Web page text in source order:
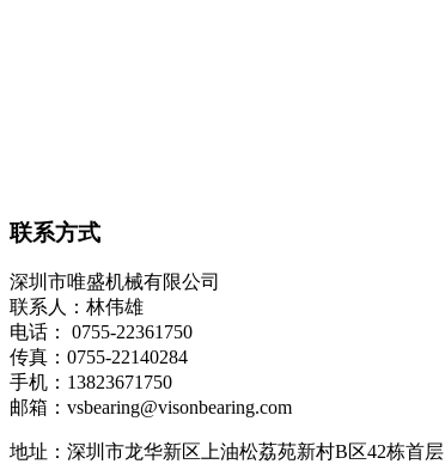
联系方式
深圳市唯盛机械有限公司
联系人：林伟雄
电话： 0755-22361750
传真：0755-22140284
手机：13823671750
邮箱：vsbearing@visonbearing.com
地址：深圳市龙华新区上油松荔苑新村B区42栋首层